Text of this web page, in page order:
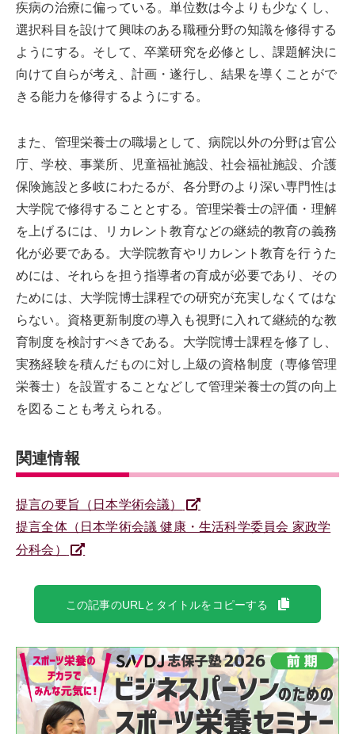
疾病の治療に偏っている。単位数は今よりも少なくし、
選択科目を設けて興味のある職種分野の知識を修得する
ようにする。そして、卒業研究を必修とし、課題解決に
向けて自らが考え、計画・遂行し、結果を導くことがで
きる能力を修得するようにする。
また、管理栄養士の職場として、病院以外の分野は官公
庁、学校、事業所、児童福祉施設、社会福祉施設、介護
保険施設と多岐にわたるが、各分野のより深い専門性は
大学院で修得することとする。管理栄養士の評価・理解
を上げるには、リカレント教育などの継続的教育の義務
化が必要である。大学院教育やリカレント教育を行うた
めには、それらを担う指導者の育成が必要であり、その
ためには、大学院博士課程での研究が充実しなくてはな
らない。資格更新制度の導入も視野に入れて継続的な教
育制度を検討すべきである。大学院博士課程を修了し、
実務経験を積んだものに対し上級の資格制度（専修管理
栄養士）を設置することなどして管理栄養士の質の向上
を図ることも考えられる。
関連情報
提言の要旨（日本学術会議）
提言全体（日本学術会議 健康・生活科学委員会 家政学
分科会）
この記事のURLとタイトルをコピーする